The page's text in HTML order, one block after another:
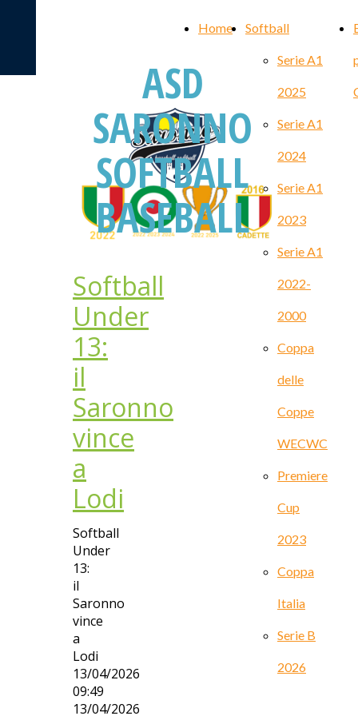
Home Softball
Serie A1
2025
Serie A1
2024
Serie A1
2023
Serie A1
2022-
2000
Coppa
delle
Coppe
WECWC
Premiere
Cup
2023
Coppa
Italia
Serie B
2026
ASD
SARONNO
SOFTBALL
BASEBALL
Softball
Under
13:
il
Saronno
vince
a
Lodi
Softball
Under
13:
il
Saronno
vince
a
Lodi
13/04/2026
09:49
13/04/2026